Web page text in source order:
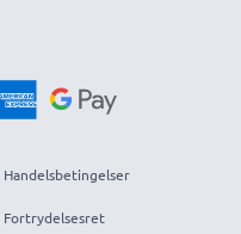
Handelsbetingelser
Fortrydelsesret